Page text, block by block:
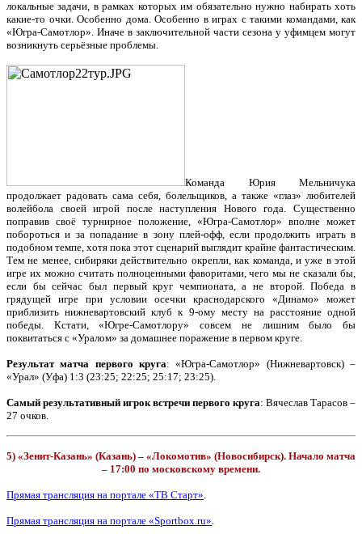
локальные задачи, в рамках которых им обязательно нужно набирать хоть
какие-то очки. Особенно дома. Особенно в играх с такими командами, как
«Югра-Самотлор». Иначе в заключительной части сезона у уфимцем могут
возникнуть серьёзные проблемы.
Команда Юрия Мельничука
продолжает радовать сама себя, болельщиков, а также «глаз» любителей
волейбола своей игрой после наступления Нового года. Существенно
поправив своё турнирное положение, «Югра-Самотлор» вполне может
побороться и за попадание в зону плей-офф, если продолжить играть в
подобном темпе, хотя пока этот сценарий выглядит крайне фантастическим.
Тем не менее, сибиряки действительно окрепли, как команда, и уже в этой
игре их можно считать полноценными фаворитами, чего мы не сказали бы,
если бы сейчас был первый круг чемпионата, а не второй. Победа в
грядущей игре при условии осечки краснодарского «Динамо» может
приблизить нижневартовский клуб к 9-ому месту на расстояние одной
победы. Кстати, «Югре-Самотлору» совсем не лишним было бы
поквитаться с «Уралом» за домашнее поражение в первом круге.
Результат матча первого круга: «Югра-Самотлор» (Нижневартовск) –
«Урал» (Уфа) 1:3 (23:25; 22:25; 25:17; 23:25).
Самый результативный игрок встречи первого круга: Вячеслав Тарасов –
27 очков.
5) «Зенит-Казань» (Казань) – «Локомотив» (Новосибирск). Начало матча
– 17:00 по московскому времени.
Прямая трансляция на портале «ТВ Старт».
Прямая трансляция на портале «Sportbox.ru».